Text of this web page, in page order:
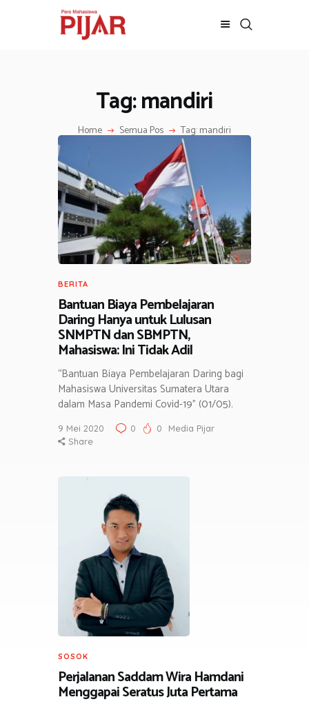
Tag: mandiri
Home Semua Pos Tag: mandiri
BERITA
ADVERTORIAL
SOSOK
GALERI
HIBURAN
JALAN-JALAN
GAYA HIDUP
OLAHRAGA
OPINI
BERITA
Bantuan Biaya Pembelajaran
Daring Hanya untuk Lulusan
SNMPTN dan SBMPTN,
Mahasiswa: Ini Tidak Adil
“Bantuan Biaya Pembelajaran Daring bagi
Mahasiswa Universitas Sumatera Utara
dalam Masa Pandemi Covid-19” (01/05).
9 Mei 2020 0 0
Media Pijar
Share
SOSOK
Perjalanan Saddam Wira Hamdani
Menggapai Seratus Juta Pertama